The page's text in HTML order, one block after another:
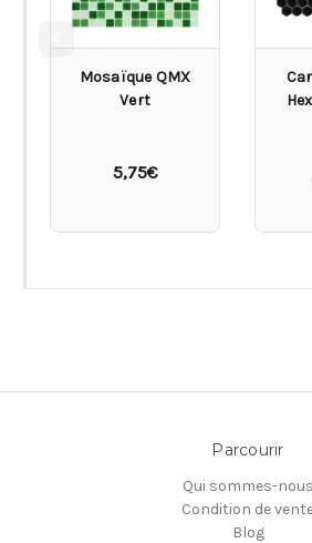
Mosaïque QMX
Vert
5,75€
Parcourir
Qui sommes-nous
Condition de
Blog